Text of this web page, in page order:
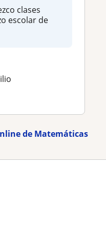
clases
escolar de
de Matemáticas